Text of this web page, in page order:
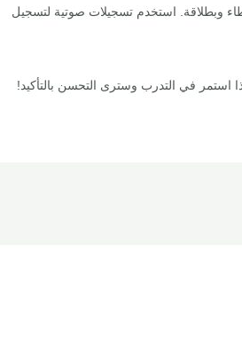
وبطلاقة. استخدم تسجيلات صوتية لتسجيل
استمر في التدرب وسترى التحسن بالتأكيد!